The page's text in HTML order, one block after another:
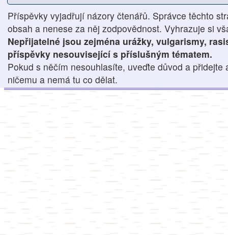
Příspěvky vyjadřují názory čtenářů. Správce těchto
obsah a nenese za něj zodpovědnost. Vyhrazuje si
Nepřijatelné jsou zejména urážky, vulgarismy,
příspěvky nesouvisející s příslušným tématem.
Pokud s něčím nesouhlasíte, uveďte důvod a přidejte
ničemu a nemá tu co dělat.